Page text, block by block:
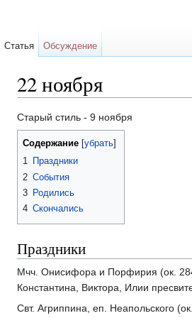
22 ноября
Старый стиль - 9 ноября
Содержание убрать
1 Праздники
2 События
3 Родились
4 Скончались
Праздники
Мчч. Онисифора и Порфирия (ок.
Константина, Виктора, Илии
Свт. Агриппина, еп. Неапольского
Статья Обсуждение